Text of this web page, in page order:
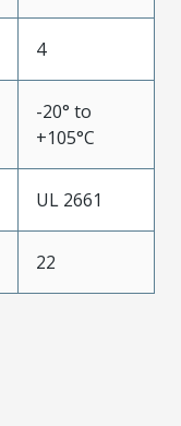
4
-20° to
+105°C
UL 2661
22